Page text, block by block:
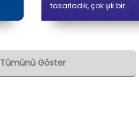
tasarladık, çok şık bir
Merkez içerisindeki
annesi Zübeyde Hanım’ın
ismini verdik.
Tümünü Göster